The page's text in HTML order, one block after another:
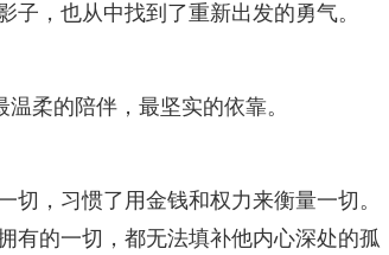
，也从中找到了重新出发的勇气。
柔的陪伴，最坚实的依靠。
，习惯了用金钱和权力来衡量一切。
有的一切，都无法填补他内心深处的孤